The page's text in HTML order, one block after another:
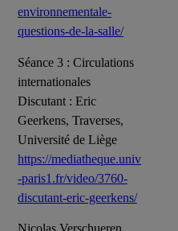
environnementale-
questions-de-la-salle/
Séance 3 : Circulations
internationales
Discutant : Eric
Geerkens, Traverses,
Université de Liège
https://mediatheque.univ
-paris1.fr/video/3760-
discutant-eric-geerkens/